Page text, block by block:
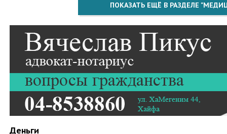
ПОКАЗАТЬ ЕЩЁ В РАЗДЕЛЕ
Деньги